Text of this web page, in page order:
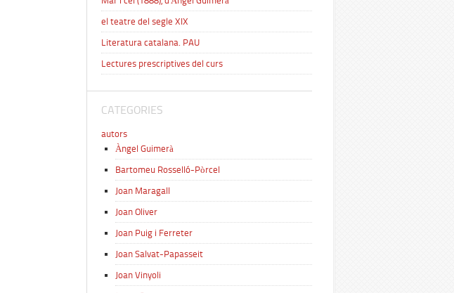
el teatre del segle XIX
Literatura catalana. PAU
Lectures prescriptives del curs
CATEGORIES
autors
Àngel Guimerà
Bartomeu Rosselló-Pòrcel
Joan Maragall
Joan Oliver
Joan Puig i Ferreter
Joan Salvat-Papasseit
Joan Vinyoli